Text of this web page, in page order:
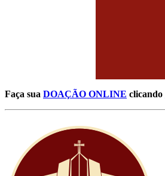
Faça sua DOAÇÃO ONLINE clicando